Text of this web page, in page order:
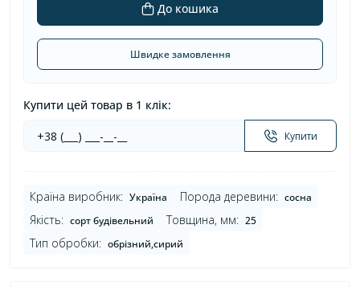
До кошика
Швидке замовлення
Купити цей товар в 1 клік:
Купити
Країна виробник: Україна Порода деревини: сосна
Якість: сорт будівельний Товщина, мм: 25
Тип обробки: обрізний,сирий